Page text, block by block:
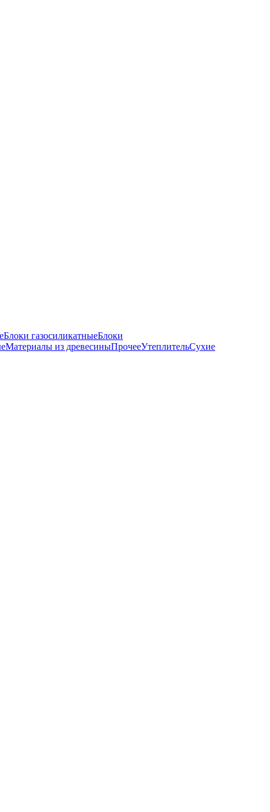
Блоки газосиликатныеБлоки
Материалы из древесиныПрочееУтеплительСухие